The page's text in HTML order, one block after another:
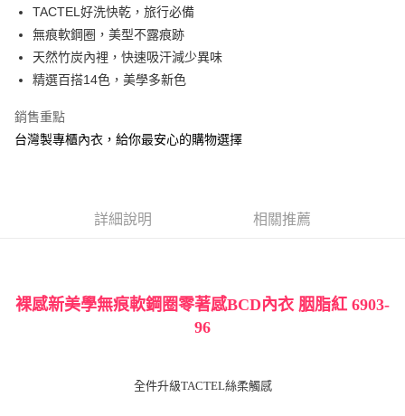
全盈+PAY
AFTEE先享後付
相關說明
【關於「AFTEE先享後付」】
便利好安心！
１．簡單：不需註冊會員、不需綁卡、不需儲值。
２．便利：只要手機號碼，簡訊認證，即可結帳。
１．於結帳方式選擇「AFTEE先享後付」後，將跳轉至「AFTEE先享後付」
※ 請注意：結帳手續完成當下不需立刻繳費，但若您需要取消訂單，請聯絡
購買商品的店家。未經商家同意取消之訂單仍視為有效，需透過AFTEE先享
https://netprotections.freshdesk.com/support/home
運送方式
付款後全家取貨
每筆NT$90，滿NT$1,000(含以上)免運費
TACTEL好洗快乾，旅行必備
無痕軟鋼圈，美型不露痕跡
天然竹炭內裡，快速吸汗減少異味
精選百搭14色，美學多新色
銷售重點
台灣製專櫃內衣，給你最安心的購物選擇
詳細說明 相關推薦
裸感新美學無痕軟鋼圈零著感BCD內衣 胭脂紅 6903-
96
全件升級TACTEL絲柔觸感